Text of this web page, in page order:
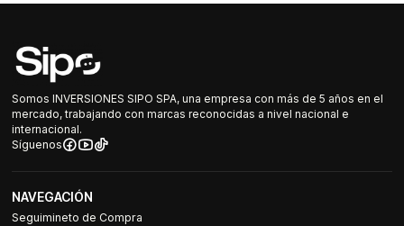
Somos INVERSIONES SIPO SPA, una empresa con más de 5 años en el
mercado, trabajando con marcas reconocidas a nivel nacional e
internacional.
Síguenos
NAVEGACIÓN
Seguimineto de Compra